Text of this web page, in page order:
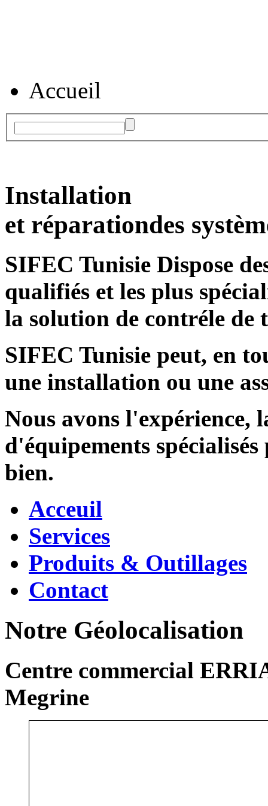
Accueil
Installation
et réparationdes
SIFEC Tunisie Dispose
qualifiés et les plus
la solution de contréle de
SIFEC Tunisie peut, en
une installation ou une
Nous avons l'expérience,
d'équipements
bien.
Acceuil
Services
Produits & Outillages
Contact
Notre Géolocalisation
Centre commercial
Megrine